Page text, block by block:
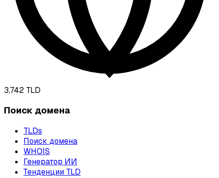
3,742 TLD
Поиск домена
TLDs
Поиск домена
WHOIS
Генератор ИИ
Тенденции TLD